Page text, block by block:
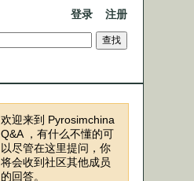
登录 注册
欢迎来到 Pyrosimchina
Q&A ，有什么不懂的可
以尽管在这里提问，你
将会收到社区其他成员
的回答。